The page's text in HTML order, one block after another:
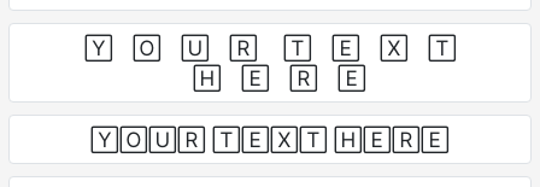
Y⃞ O⃞ U⃞ R⃞ T⃞ E⃞ X⃞ T⃞
H⃞ E⃞ R⃞ E⃞
🅈🄾🅄🅁 🅃🄴🅇🅃 🄷🄴🅁🄴